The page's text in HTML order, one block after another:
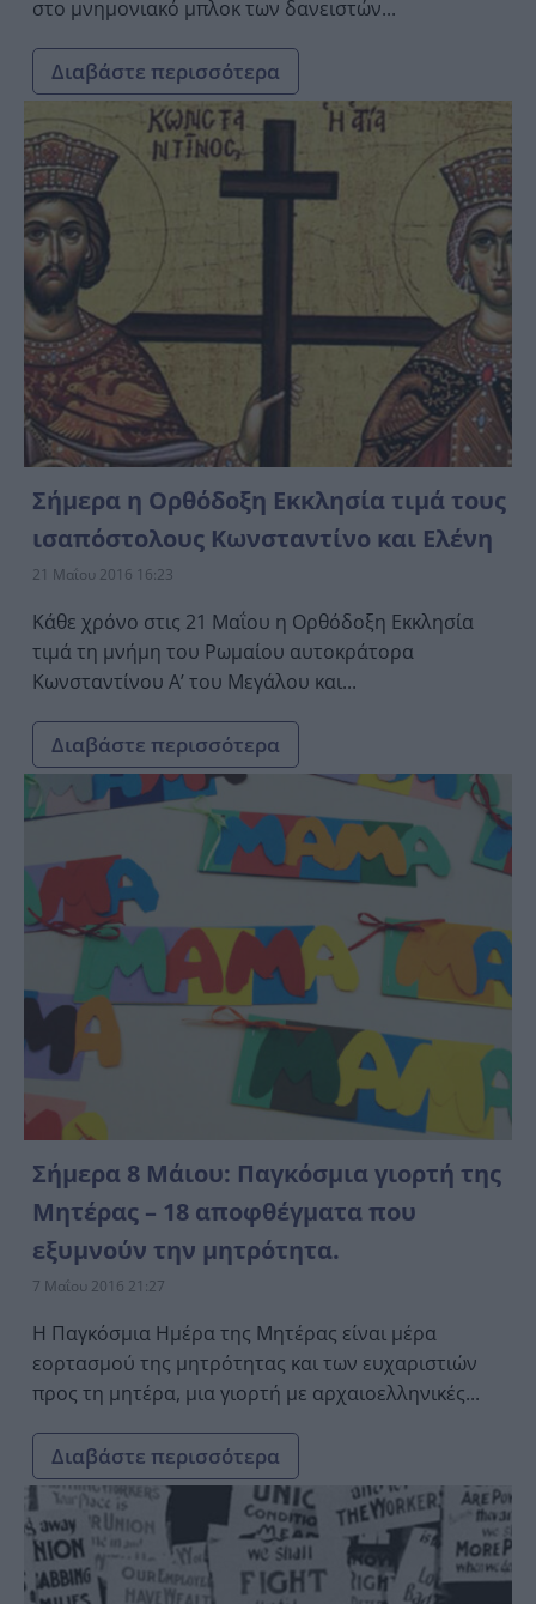
στο μνημονιακό μπλοκ των δανειστών...
Διαβάστε περισσότερα
Σήμερα η Ορθόδοξη Εκκλησία τιμά τους
ισαπόστολους Κωνσταντίνο και Ελένη
21 Μαΐου 2016 16:23
Κάθε χρόνο στις 21 Μαΐου η Ορθόδοξη Εκκλησία
τιμά τη μνήμη του Ρωμαίου αυτοκράτορα
Κωνσταντίνου Α’ του Μεγάλου και...
Διαβάστε περισσότερα
Σήμερα 8 Μάιου: Παγκόσμια γιορτή της
Μητέρας – 18 αποφθέγματα που
εξυμνούν την μητρότητα.
7 Μαΐου 2016 21:27
H Παγκόσμια Ημέρα της Μητέρας είναι μέρα
εορτασμού της μητρότητας και των ευχαριστιών
προς τη μητέρα, μια γιορτή με αρχαιοελληνικές...
Διαβάστε περισσότερα